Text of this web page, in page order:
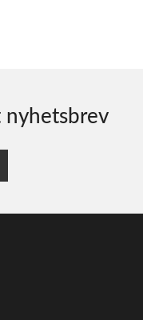
nyhetsbrev